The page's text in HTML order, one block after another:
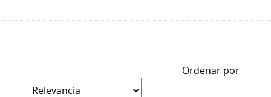
Ordenar por